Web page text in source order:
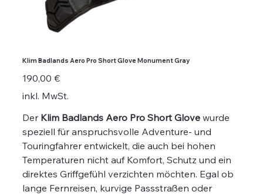
Klim Badlands Aero Pro Short Glove Monument Gray
Preis
190,00 €
inkl. MwSt.
Der Klim Badlands Aero Pro Short Glove wurde
speziell für anspruchsvolle Adventure- und
Touringfahrer entwickelt, die auch bei hohen
Temperaturen nicht auf Komfort, Schutz und ein
direktes Griffgefühl verzichten möchten. Egal ob
lange Fernreisen, kurvige Passstraßen oder